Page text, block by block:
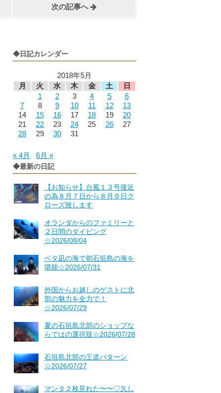
次の記事へ
◆日記カレンダー
2018年5月
月
火 水 木 金 土
日
1
2 3 4 5
6
7
8 9 10 11 12
13
14
15 16 17 18 19
20
21
22 23 24 25 26
27
28
29 30 31
« 4月 6月 »
◆最新の日記
【お知らせ】台風１３号接近
の為８月７日から８月９日ク
ローズ致します
オランダからのファミリーと
２日間のダイビング
☆2026/08/04
ベタ凪の海で初石垣島の海を
堪能☆2026/07/31
外国からお越しのゲストに北
部の魅力を全力で！
☆2026/07/29
夏の石垣島北部のショップな
らではの選択肢☆2026/07/28
石垣島北部の王道パターン
☆2026/07/27
マンタ２枚見れた〜〜♡久し